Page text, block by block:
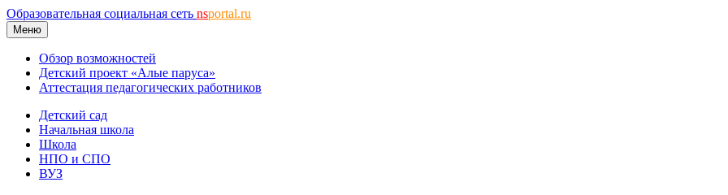
Образовательная социальная сеть nsportal.ru
Меню
Обзор возможностей
Детский проект «Алые паруса»
Аттестация педагогических работников
Детский сад
Начальная школа
Школа
НПО и СПО
ВУЗ